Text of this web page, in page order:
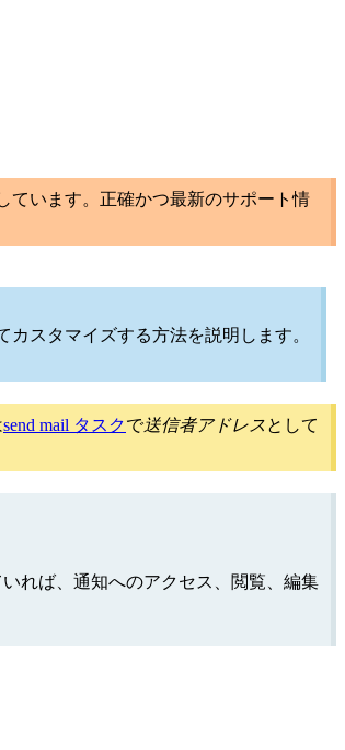
ています。正確かつ最新のサポート情
スタマイズする方法を説明します。
send mail タスクで送信者アドレスとして
れば、通知へのアクセス、閲覧、編集